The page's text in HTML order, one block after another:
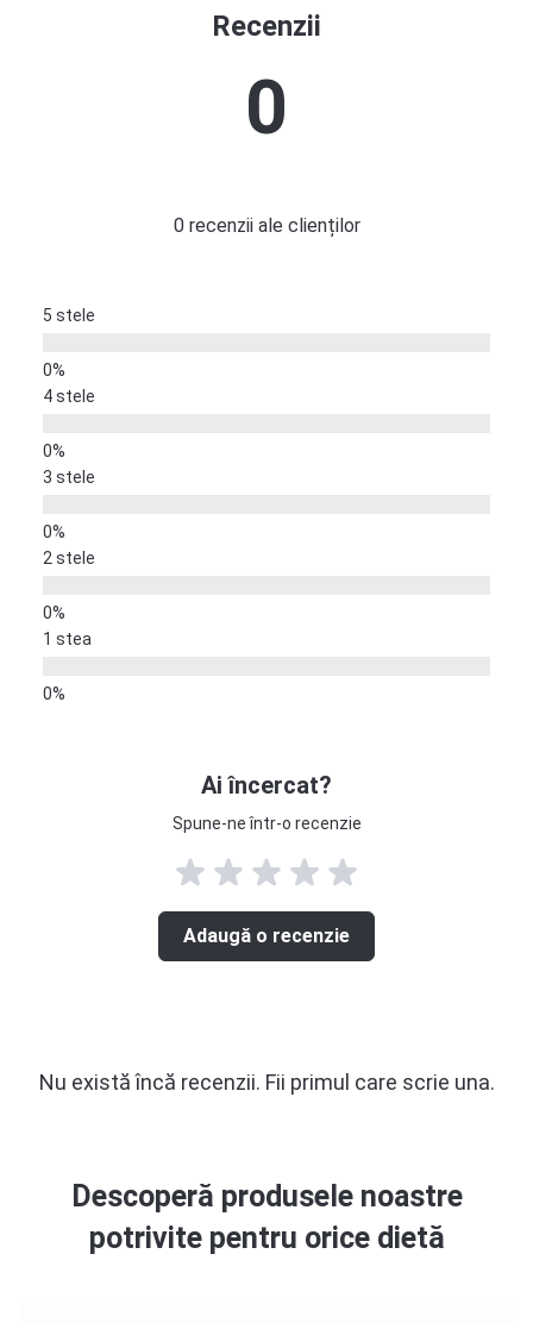
Recenzii
0
0 recenzii ale clienților
5 stele
4 stele
3 stele
2 stele
1 stea
Ai încercat?
Spune-ne într-o recenzie
Adaugă o recenzie
Nu există încă recenzii. Fii primul care scrie una.
Descoperă produsele noastre
potrivite pentru orice dietă